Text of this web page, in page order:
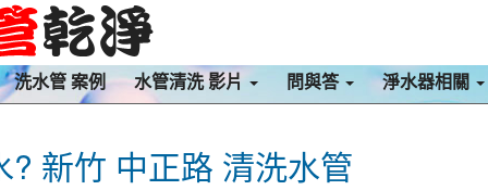
洗水管 案例 水管清洗 影片 問與答 淨水器相關
新竹 中正路 清洗水管